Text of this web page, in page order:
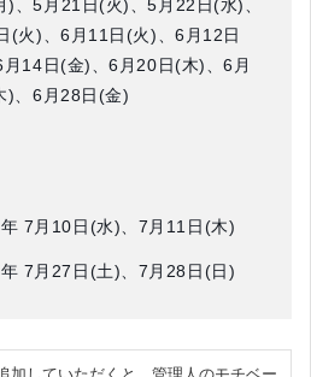
、5月21日(火)、5月22日(水)、
(火)、6月11日(火)、6月12日
14日(金)、6月20日(木)、6月
)、6月28日(金)
7月10日(水)、7月11日(木)
7月27日(土)、7月28日(日)